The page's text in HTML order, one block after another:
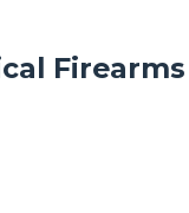
Firearms